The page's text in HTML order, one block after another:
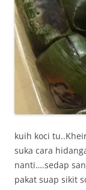
kuih koci
suka cara
nanti….sedap
pakat suap sikit